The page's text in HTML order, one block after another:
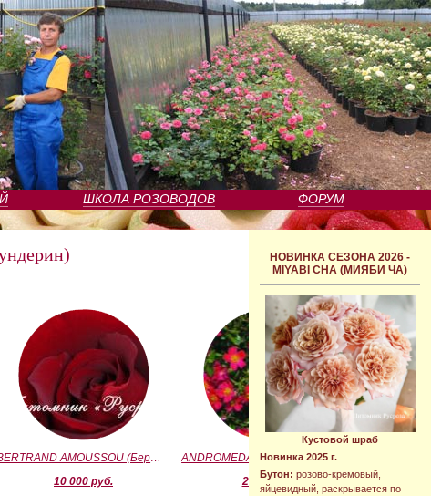
ШКОЛА РОЗОВОДОВ ФОРУМ
НОВИНКА СЕЗОНА 2026 -
MIYABI CHA (МИЯБИ ЧА)
Кустовой шраб
Новинка 2025 г.
Бутон: розово-кремовый,
яйцевидный, раскрывается по
BERTRAND AMOUSSOU (Бертран Амуссу)
10 000 руб.
2 090 руб.